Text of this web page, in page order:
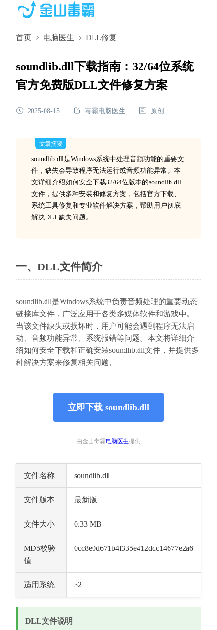
首页 电脑医生 DLL修复
soundlib.dll下载指南：32/64位系统
官方免费版DLL文件修复方案
2025-08-15 毒霸电脑医生 原创
文章摘要
soundlib.dll是Windows系统中处理音频功能的重要文
件，缺失会导致程序无法运行或音频功能异常。本
文详细介绍如何安全下载32/64位版本的soundlib.dll
文件，提供多种安装和修复方案，包括官方下载、
系统工具修复和专业软件解决方案，帮助用户彻底
解决DLL缺失问题。
一、DLL文件简介
soundlib.dll是Windows系统中负责音频处理的重要动态
链接库文件，广泛应用于各类多媒体软件和游戏中。
当该文件缺失或损坏时，用户可能会遇到程序无法启
动、音频功能异常、系统报错等问题。本文将详细介
绍如何安全下载和正确安装soundlib.dll文件，并提供多
种解决方案来修复相关问题。
立即下载 soundlib.dll
由金山毒霸电脑医生提供
文件名称 soundlib.dll
文件版本 最新版
文件大小 0.33 MB
MD5校验
值
0cc8e0d671b4f335e412ddc14677e2a6
适用系统 32
DLL文件说明